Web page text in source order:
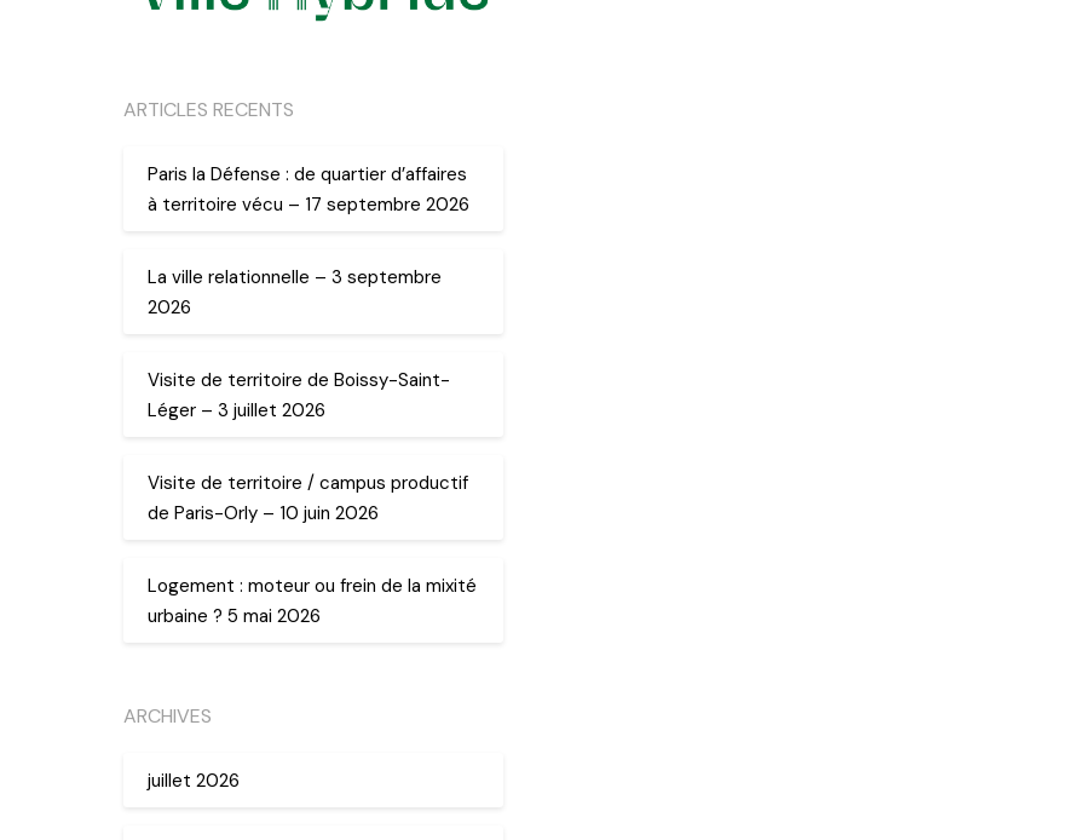
ARTICLES RECENTS
Paris la Défense : de quartier d’affaires
à territoire vécu – 17 septembre 2026
La ville relationnelle – 3 septembre
2026
Visite de territoire de Boissy-Saint-
Léger – 3 juillet 2026
Visite de territoire / campus productif
de Paris-Orly – 10 juin 2026
Logement : moteur ou frein de la mixité
urbaine ? 5 mai 2026
ARCHIVES
juillet 2026